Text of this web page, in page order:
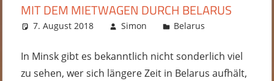
MIT DEM MIETWAGEN DURCH BELARUS
7. August 2018 Simon
Belarus
hinterlassen
In Minsk gibt es bekanntlich nicht sonderlich viel
zu sehen, wer sich längere Zeit in Belarus aufhält,